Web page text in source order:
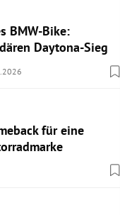
BMW-Bike:
Daytona-Sieg
für eine